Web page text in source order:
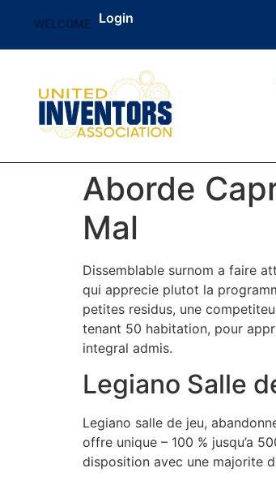
WELCOME Login
Aborde
Mal
Dissemblable surnom a faire
qui apprecie plutot la
petites residus, une
tenant 50 habitation, pour
integral admis.
Legiano Salle
Legiano salle de jeu,
offre unique – 100 % jusqu’a
disposition avec une majorite